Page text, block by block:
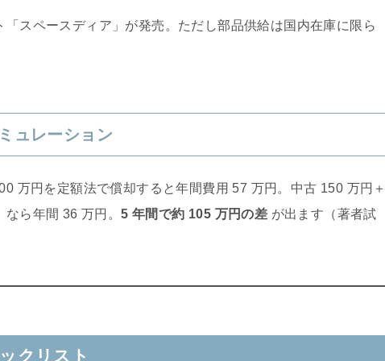
スペースディア」が発売。ただし部品供給は国内在庫に限ら
ュレーション
万円を定額法で償却すると年間費用 57 万円。中古 150 万円
なら年間 36 万円。5 年間で約 105 万円の差 が出ます（著者試
クリスト